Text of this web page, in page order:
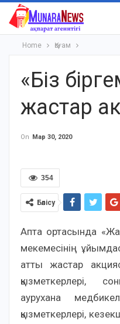
Home Қоғам
«Біз
жастар
On Мар 30, 2020
354
Бөлісу
Апта ортасында
мекемесінің
атты жастар
қызметкерлері,
аурухана
қызметкерлері,